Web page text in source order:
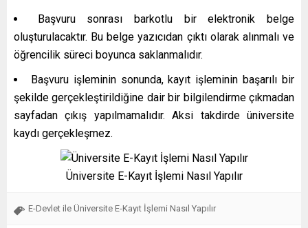
Başvuru sonrası barkotlu bir elektronik belge
oluşturulacaktır. Bu belge yazıcıdan çıktı olarak alınmalı ve
öğrencilik süreci boyunca saklanmalıdır.
Başvuru işleminin sonunda, kayıt işleminin başarılı bir
şekilde gerçekleştirildiğine dair bir bilgilendirme çıkmadan
sayfadan çıkış yapılmamalıdır. Aksi takdirde üniversite
kaydı gerçekleşmez.
Üniversite E-Kayıt İşlemi Nasıl Yapılır
E-Devlet ile Üniversite E-Kayıt İşlemi Nasıl Yapılır